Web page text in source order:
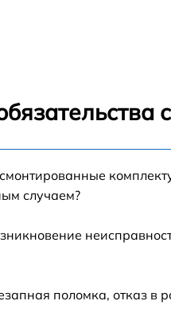
EB-X92
EB-X92
смонтированные
случаем?
поломка, отказ в